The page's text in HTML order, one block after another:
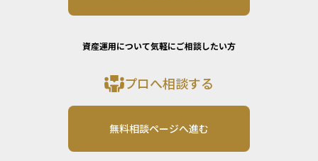
資産運用について気軽にご相談したい方
プロへ相談する
無料相談ページへ進む